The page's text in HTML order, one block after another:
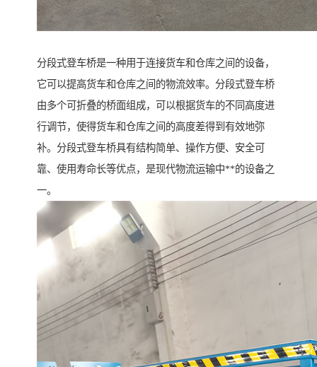
分段式登车桥是一种用于连接货车和仓库之间的设备，
它可以提高货车和仓库之间的物流效率。分段式登车桥
由多个可折叠的桥面组成，可以根据货车的不同高度进
行调节，使得货车和仓库之间的高度差得到有效地弥
补。分段式登车桥具有结构简单、操作方便、安全可
靠、使用寿命长等优点，是现代物流运输中**的设备之
一。